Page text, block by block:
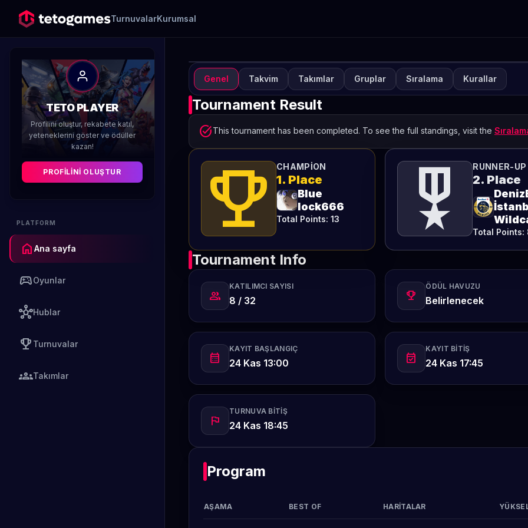
TurnuvalarKurumsal
TETO PLAYER
Profilini oluştur, rekabete katıl,
yeteneklerini göster ve ödüller
kazan!
PROFILINI OLUŞTUR
PLATFORM
home Ana sayfa
sports_esportsOyunlar
hubHublar
emoji_events Turnuvalar
groupsTakımlar
TURNUVA KAPALI
TETO Games Hunter's
Düzenleyen TETO
Genel Takvim Takımlar Gruplar Sıralama Kurallar
Tournament Result
task_altThis tournament has been completed. To see the full standings, visit the
emoji_events CHAMPION
1. Place
Blue
lock666
Total Points: 13 military_techRUNNER-UP
2. Place
Total Points:
Tournament Info
group
KATILIMCI SAYISI
8 / 32 emoji_events
ÖDÜL HAVUZU
Belirlenecek
calendar_month
KAYIT BAŞLANGIÇ
24 Kas 13:00 event_available
KAYIT BITIŞ
24 Kas 17:45
flag
TURNUVA BITIŞ
24 Kas 18:45
Program
AŞAMA BEST OF HARITALAR